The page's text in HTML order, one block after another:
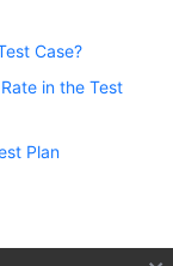
Case?
in the Test
Plan